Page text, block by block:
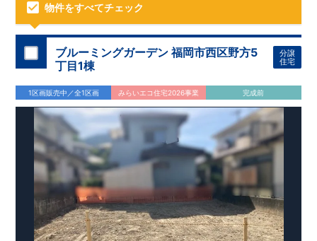
物件をすべてチェック
ブルーミングガーデン 福岡市西区野方5
丁目1棟
分譲
住宅
1区画販売中／全1区画 みらいエコ住宅2026事業 完成前